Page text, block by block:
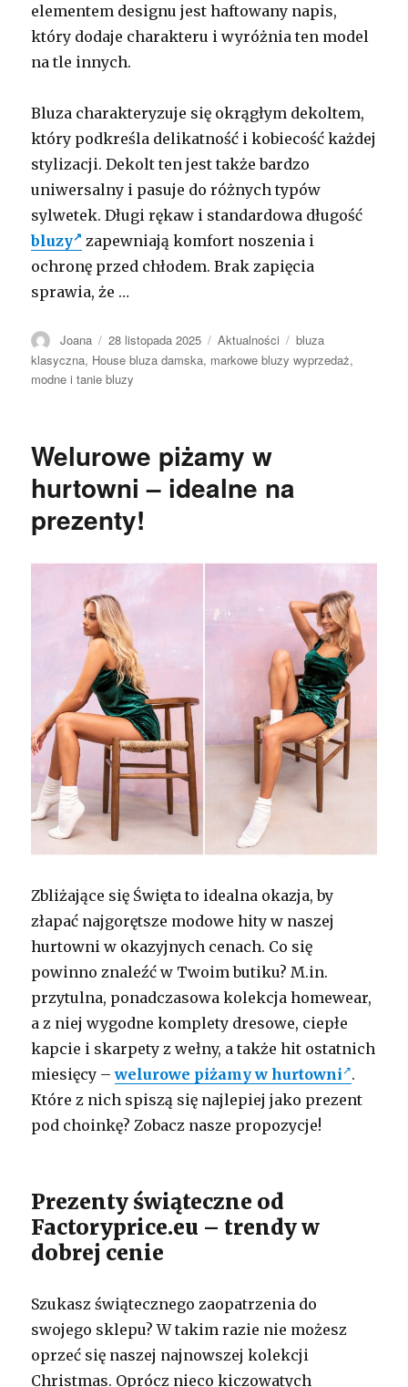
elementem designu jest haftowany napis,
który dodaje charakteru i wyróżnia ten model
na tle innych.
Bluza charakteryzuje się okrągłym dekoltem,
który podkreśla delikatność i kobiecość każdej
stylizacji. Dekolt ten jest także bardzo
uniwersalny i pasuje do różnych typów
sylwetek. Długi rękaw i standardowa długość
bluzy
zapewniają komfort noszenia i
ochronę przed chłodem. Brak zapięcia
sprawia, że …
Autor
Joana Opublikowano
28 listopada 2025 Kategorie
Aktualności Tagi
bluza
klasyczna, House bluza damska, markowe bluzy wyprzedaż,
modne i tanie bluzy
Welurowe piżamy w
hurtowni – idealne na
prezenty!
Zbliżające się Święta to idealna okazja, by
złapać najgorętsze modowe hity w naszej
hurtowni w okazyjnych cenach. Co się
powinno znaleźć w Twoim butiku? M.in.
przytulna, ponadczasowa kolekcja homewear,
a z niej wygodne komplety dresowe, ciepłe
kapcie i skarpety z wełny, a także hit ostatnich
miesięcy –welurowe piżamy w hurtowni .
Które z nich spiszą się najlepiej jako prezent
pod choinkę? Zobacz nasze propozycje!
Prezenty świąteczne od
Factoryprice.eu – trendy w
dobrej cenie
Szukasz świątecznego zaopatrzenia do
swojego sklepu? W takim razie nie możesz
oprzeć się naszej najnowszej kolekcji
Christmas. Oprócz nieco kiczowatych